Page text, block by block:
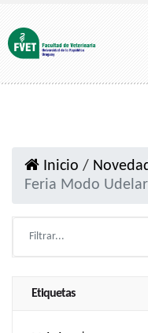
Inicio /
Feria Modo
Etiquetas